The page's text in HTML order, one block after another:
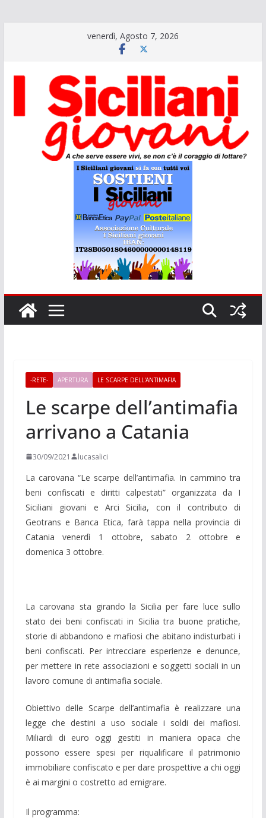
venerdì, Agosto 7, 2026
-RETE- APERTURA LE SCARPE DELL'ANTIMAFIA
Le scarpe dell’antimafia
arrivano a Catania
30/09/2021 lucasalici
La carovana “Le scarpe dell’antimafia. In cammino tra
beni confiscati e diritti calpestati” organizzata da I
Siciliani giovani e Arci Sicilia, con il contributo di
Geotrans e Banca Etica, farà tappa nella provincia di
Catania venerdì 1 ottobre, sabato 2 ottobre e
domenica 3 ottobre.
La carovana sta girando la Sicilia per fare luce sullo
stato dei beni confiscati in Sicilia tra buone pratiche,
storie di abbandono e mafiosi che abitano indisturbati i
beni confiscati. Per intrecciare esperienze e denunce,
per mettere in rete associazioni e soggetti sociali in un
lavoro comune di antimafia sociale.
Obiettivo delle Scarpe dell’antimafia è realizzare una
legge che destini a uso sociale i soldi dei mafiosi.
Miliardi di euro oggi gestiti in maniera opaca che
possono essere spesi per riqualificare il patrimonio
immobiliare confiscato e per dare prospettive a chi oggi
è ai margini o costretto ad emigrare.
Il programma: